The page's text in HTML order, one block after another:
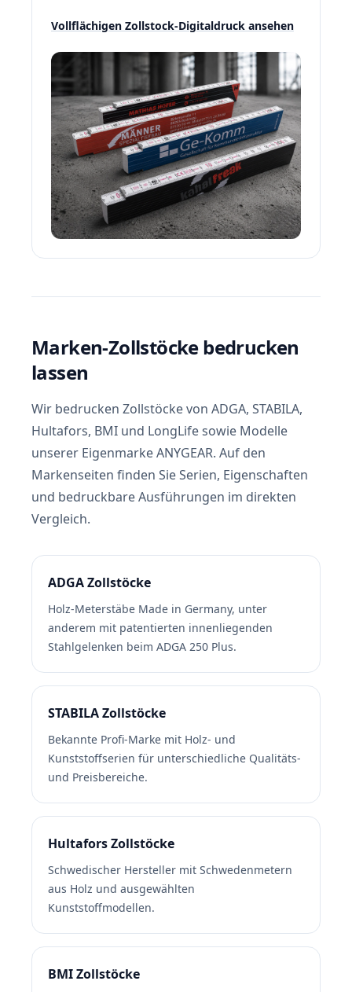
Vollflächigen Zollstock-Digitaldruck ansehen
Marken-Zollstöcke bedrucken
lassen
Wir bedrucken Zollstöcke von ADGA, STABILA,
Hultafors, BMI und LongLife sowie Modelle
unserer Eigenmarke ANYGEAR. Auf den
Markenseiten finden Sie Serien, Eigenschaften
und bedruckbare Ausführungen im direkten
Vergleich.
ADGA Zollstöcke
Holz-Meterstäbe Made in Germany, unter
anderem mit patentierten innenliegenden
Stahlgelenken beim ADGA 250 Plus.
STABILA Zollstöcke
Bekannte Profi-Marke mit Holz- und
Kunststoffserien für unterschiedliche Qualitäts-
und Preisbereiche.
Hultafors Zollstöcke
Schwedischer Hersteller mit Schwedenmetern
aus Holz und ausgewählten
Kunststoffmodellen.
BMI Zollstöcke